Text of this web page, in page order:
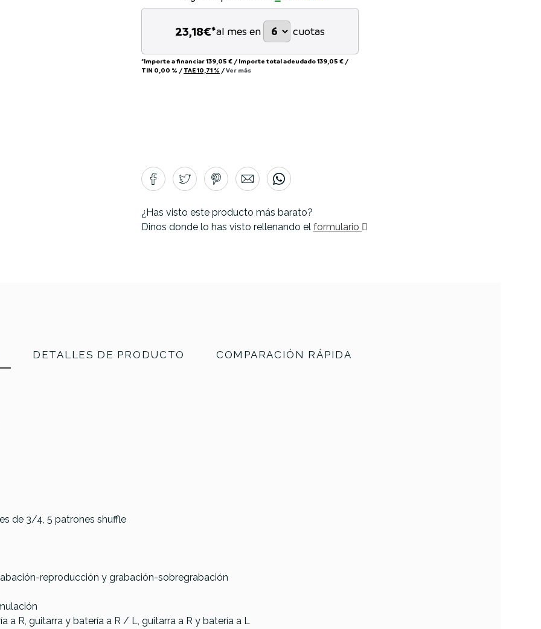
23,18€*al mes en cuotas
*Importe a financiar139,05 € / Importe total adeudado139,05 € /
TIN 0,00 % / TAE10,71 % /Ver más
¿Has visto este producto más barato?
Dinos donde lo has visto rellenando el formulario
DETALLES DE PRODUCTO COMPARACIÓN RÁPIDA
de 3/4, 5 patrones shuffle
reproducción y grabación-sobregrabación
a R, guitarra y batería a R / L, guitarra a R y batería a L